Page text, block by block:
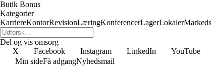
Butik Bonus
Kategorier
KarriereKontorRevisionLæringKonferencerLagerLokaler
Del og vis omsorg
X
Facebook Instagram LinkedIn YouTube
Min sideFå adgangNyhedsmail